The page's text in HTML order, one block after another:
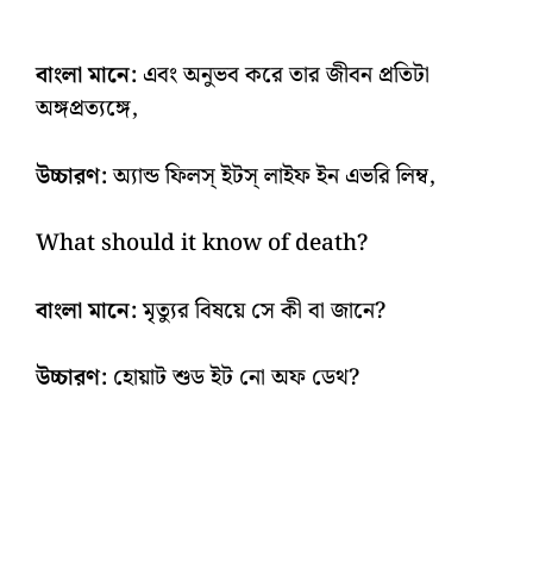
বাংলা মানে: এবং অনুভব করে তার জীবন প্রতিটা
অঙ্গপ্রত্যঙ্গে,
উচ্চারণ:অ্যান্ড ফিলস্‌ ইটস্‌ লাইফ ইন এভরি লিম্ব,
What should it know of death?
বাংলা মানে:মৃত্যুর বিষয়ে সে কী বা জানে?
উচ্চারণ: হোয়াট শুড ইট নো অফ ডেথ?